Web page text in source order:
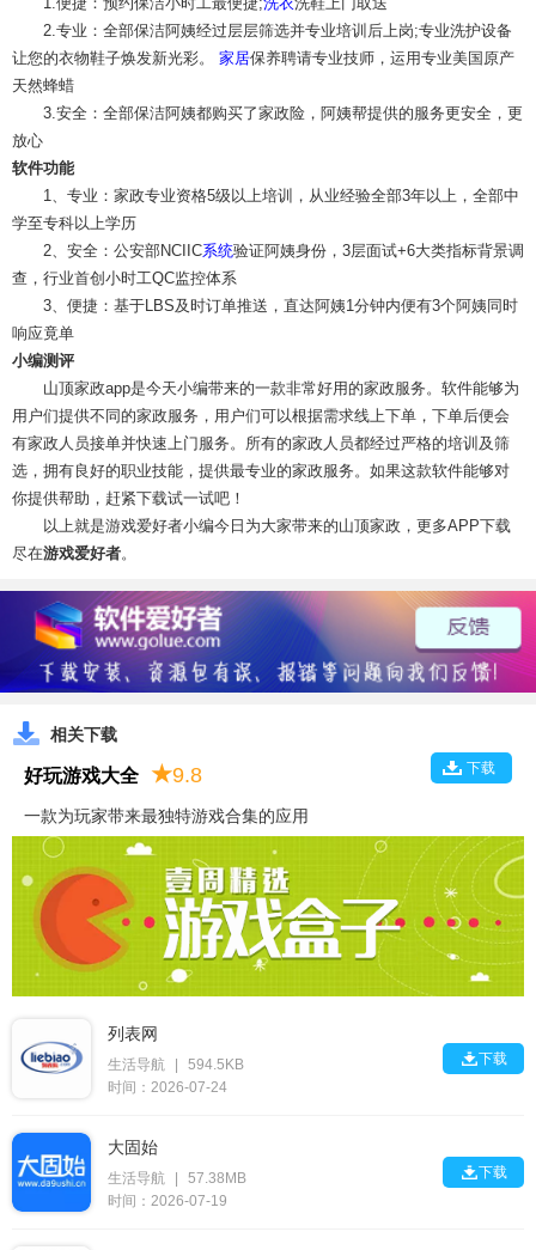
2.专业：全部保洁阿姨经过层层筛选并专业培训后上岗;专业洗护设备
让您的衣物鞋子焕发新光彩。 家居保养聘请专业技师，运用专业美国原产
天然蜂蜡
3.安全：全部保洁阿姨都购买了家政险，阿姨帮提供的服务更安全，更
放心
软件功能
1、专业：家政专业资格5级以上培训，从业经验全部3年以上，全部中
学至专科以上学历
2、安全：公安部NCIIC系统验证阿姨身份，3层面试+6大类指标背景调
查，行业首创小时工QC监控体系
3、便捷：基于LBS及时订单推送，直达阿姨1分钟内便有3个阿姨同时
响应竟单
小编测评
山顶家政app是今天小编带来的一款非常好用的家政服务。软件能够为
用户们提供不同的家政服务，用户们可以根据需求线上下单，下单后便会
有家政人员接单并快速上门服务。所有的家政人员都经过严格的培训及筛
选，拥有良好的职业技能，提供最专业的家政服务。如果这款软件能够对
你提供帮助，赶紧下载试一试吧！
以上就是游戏爱好者小编今日为大家带来的山顶家政，更多APP下载
尽在游戏爱好者。
相关下载
下载
好玩游戏大全 ★9.8
一款为玩家带来最独特游戏合集的应用
列表网
生活导航
594.5KB
时间：2026-07-24
下载
大固始
生活导航
57.38MB
时间：2026-07-19
下载